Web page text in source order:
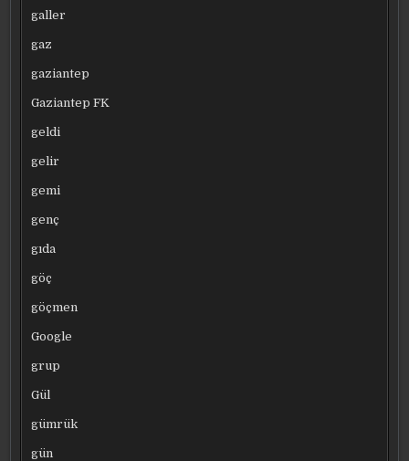
galler
gaz
gaziantep
Gaziantep FK
geldi
gelir
gemi
genç
gıda
göç
göçmen
Google
grup
Gül
gümrük
gün